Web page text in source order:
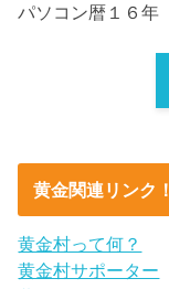
パソコン暦１６年
黄金関連リンク！
黄金村って何？
黄金村サポーター